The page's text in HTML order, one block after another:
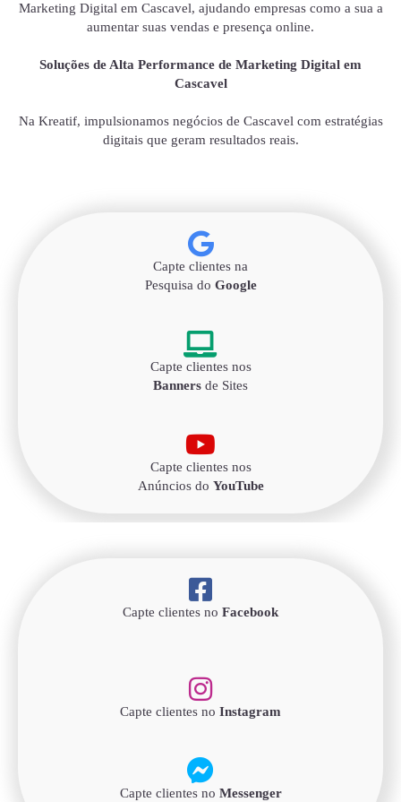
Marketing Digital em Cascavel, ajudando empresas como a sua a
aumentar suas vendas e presença online.
Soluções de Alta Performance de Marketing Digital em
Cascavel
Na Kreatif, impulsionamos negócios de Cascavel com estratégias
digitais que geram resultados reais.
Capte clientes na
Pesquisa do Google
Capte clientes nos
Banners de Sites
Capte clientes nos
Anúncios do YouTube
Capte clientes no Facebook
Capte clientes no Instagram
Capte clientes no Messenger